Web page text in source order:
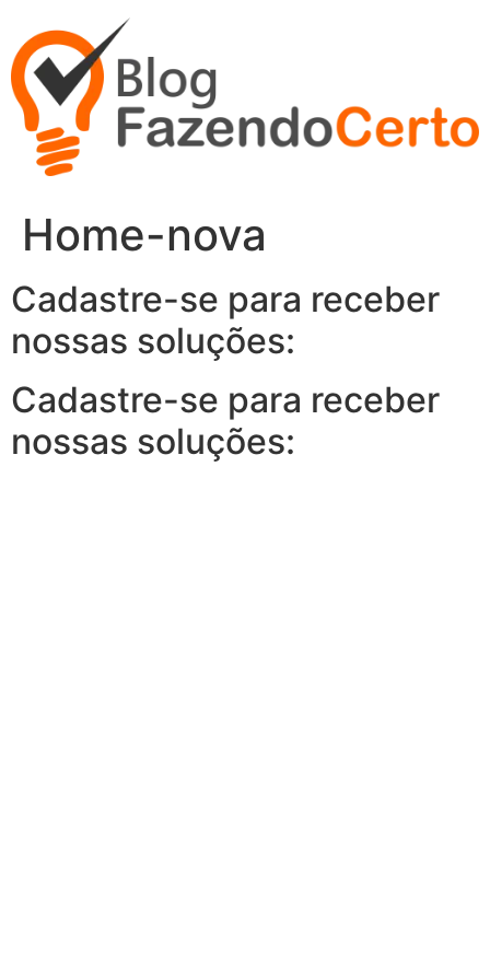
para
conteúdo
Home-nova
Cadastre-se para receber
nossas soluções:
Cadastre-se para receber
nossas soluções: